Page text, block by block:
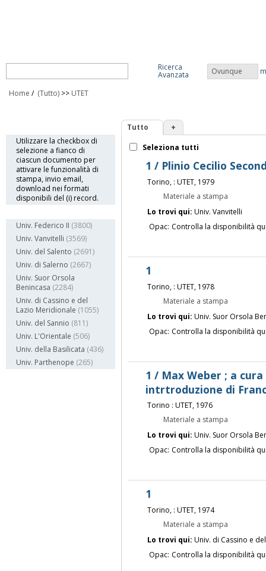
Ricerca
Avanzata Ovunque
Home / (Tutto) >> UTET
Utilizzare la checkbox di
selezione a fianco di
ciascun documento per
attivare le funzionalità di
stampa, invio email,
download nei formati
disponibili del (i) record.
Univ. Federico II (3800)
Univ. Vanvitelli (3569)
Univ. del Salento (2691)
Univ. di Salerno (2667)
Univ. Suor Orsola
Benincasa (2284)
Univ. di Cassino e del
Lazio Meridionale (1055)
Univ. del Sannio (811)
Univ. L'Orientale (506)
Univ. della Basilicata (436)
Univ. Parthenope (265)
Tutto +
Seleziona tutti
1 / Plinio Cecilio
Torino, : UTET, 1979
Materiale a stampa
Lo trovi qui: Univ. Vanvitelli
Opac: Controlla la disponibilità
1
Torino, : UTET, 1978
Materiale a stampa
Lo trovi qui: Univ. Suor Orsola
Opac: Controlla la disponibilità
1 / Max Weber ; a
intrtroduzione di
Torino : UTET, 1976
Materiale a stampa
Lo trovi qui: Univ. Suor Orsola
Opac: Controlla la disponibilità
1
Torino, : UTET, 1974
Materiale a stampa
Lo trovi qui: Univ. di Cassino e
Opac: Controlla la disponibilità